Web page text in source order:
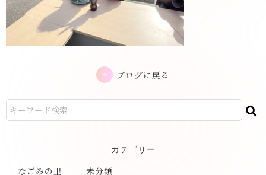
ブログに戻る
カテゴリー
なごみの里 未分類